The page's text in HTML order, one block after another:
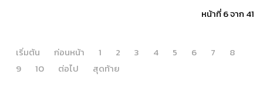
หน้าที่ 6 จาก 41
เริ่มต้น ก่อนหน้า 1 2 3 4 5 6 7
8
9
10 ต่อไป สุดท้าย